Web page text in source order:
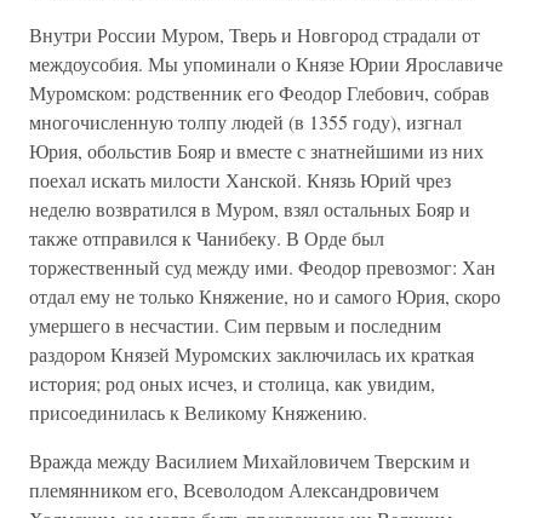
Внутри России Муром, Тверь и Новгород страдали от
междоусобия. Мы упоминали о Князе Юрии Ярославиче
Муромском: родственник его Феодор Глебович, собрав
многочисленную толпу людей (в 1355 году), изгнал
Юрия, обольстив Бояр и вместе с знатнейшими из них
поехал искать милости Ханской. Князь Юрий чрез
неделю возвратился в Муром, взял остальных Бояр и
также отправился к Чанибеку. В Орде был
торжественный суд между ими. Феодор превозмог: Хан
отдал ему не только Княжение, но и самого Юрия, скоро
умершего в несчастии. Сим первым и последним
раздором Князей Муромских заключилась их краткая
история; род оных исчез, и столица, как увидим,
присоединилась к Великому Княжению.
Вражда между Василием Михайловичем Тверским и
племянником его, Всеволодом Александровичем